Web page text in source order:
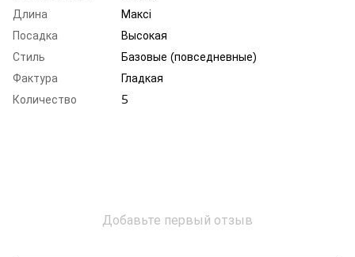
Длина
Максі
Посадка
Высокая
Стиль
Базовые (повседневные)
Фактура
Гладкая
Количество
5
Добавьте первый отзыв